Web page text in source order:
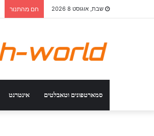
שבת, אוגוסט 8 2026 חם מהתנור
סמארטפונים וטאבלטים אינטרנט